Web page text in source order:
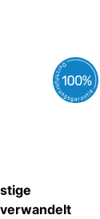
verwandelt